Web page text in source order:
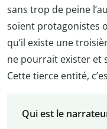
sans trop de peine
soient protagonistes
qu’il existe une
ne pourrait exister et
Cette tierce entité,
Qui est le